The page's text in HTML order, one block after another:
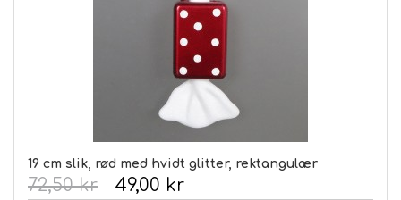
19 cm slik, rød med hvidt glitter, rektangulær
49,00 kr
72,50 kr